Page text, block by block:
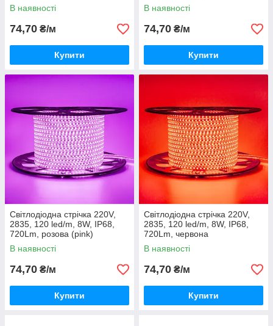
В наявності
74,70 ₴/м
Купити
В наявності
74,70 ₴/м
Купити
Світлодіодна стрічка 220V,
2835, 120 led/m, 8W, IP68,
720Lm, розова (pink)
В наявності
74,70 ₴/м
Купити
Світлодіодна стрічка 220V,
2835, 120 led/m, 8W, IP68,
720Lm, червона
В наявності
74,70 ₴/м
Купити